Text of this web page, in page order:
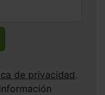
de privacidad.